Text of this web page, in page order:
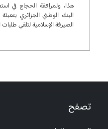
هذا، ولمرافقة الحجاج في
البنك الوطني الجزائري
الصيرفة الإسلامية لتلقي
تصفح